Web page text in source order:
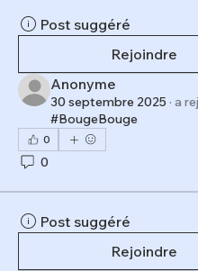
Post suggéré
Rejoindre
Anonyme
30 septembre 2025 · a
#BougeBouge
0
0
Post suggéré
Rejoindre